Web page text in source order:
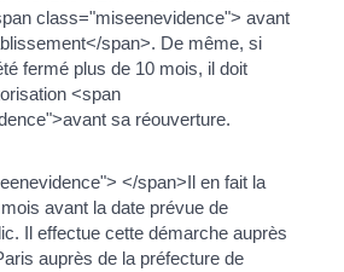
class="miseenevidence"> avant
span>. De même, si
fermé plus de 10 mois, il doit
<span
sa réouverture.
</span>Il en fait la
avant la date prévue de
Il effectue cette démarche auprès
auprès de la préfecture de